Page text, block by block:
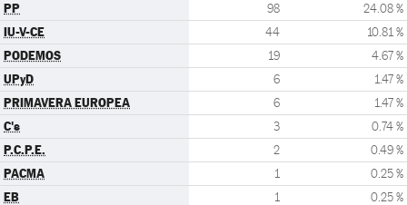
PP 98 24.08 %
IU-V-CE 44 10.81 %
PODEMOS 19 4.67 %
UPyD 6 1.47 %
PRIMAVERA EUROPEA 6 1.47 %
C's 3 0.74 %
P.C.P.E. 2 0.49 %
PACMA 1 0.25 %
EB 1 0.25 %